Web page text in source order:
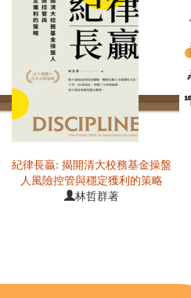
紀律長贏: 揭開清大校務基金操盤
人風險控管與穩定獲利的策略
林哲群著